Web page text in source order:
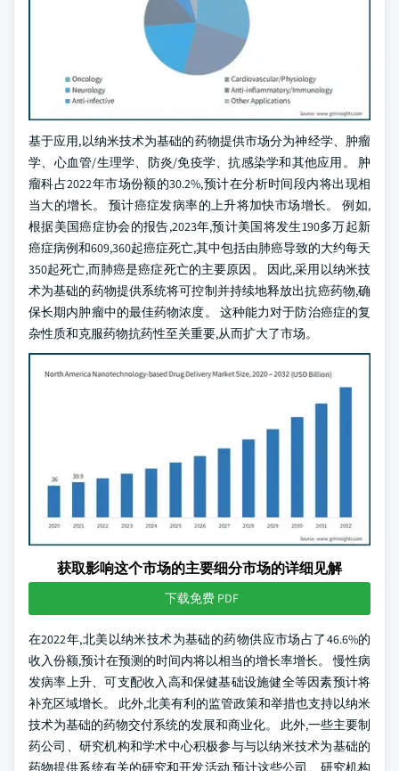
基于应用,以纳米技术为基础的药物提供市场分为神经学、肿瘤
学、心血管/生理学、防炎/免疫学、抗感染学和其他应用。 肿
瘤科占2022年市场份额的30.2%,预计在分析时间段内将出现相
当大的增长。 预计癌症发病率的上升将加快市场增长。 例如,
根据美国癌症协会的报告,2023年,预计美国将发生190多万起新
癌症病例和609,360起癌症死亡,其中包括由肺癌导致的大约每天
350起死亡,而肺癌是癌症死亡的主要原因。 因此,采用以纳米技
术为基础的药物提供系统将可控制并持续地释放出抗癌药物,确
保长期内肿瘤中的最佳药物浓度。 这种能力对于防治癌症的复
杂性质和克服药物抗药性至关重要,从而扩大了市场。
获取影响这个市场的主要细分市场的详细见解
下载免费 PDF
在2022年,北美以纳米技术为基础的药物供应市场占了46.6%的
收入份额,预计在预测的时间内将以相当的增长率增长。 慢性病
发病率上升、可支配收入高和保健基础设施健全等因素预计将
补充区域增长。 此外,北美有利的监管政策和举措也支持以纳米
技术为基础的药物交付系统的发展和商业化。 此外,一些主要制
药公司、研究机构和学术中心积极参与与以纳米技术为基础的
药物提供系统有关的研究和开发活动,预计这些公司、研究机构